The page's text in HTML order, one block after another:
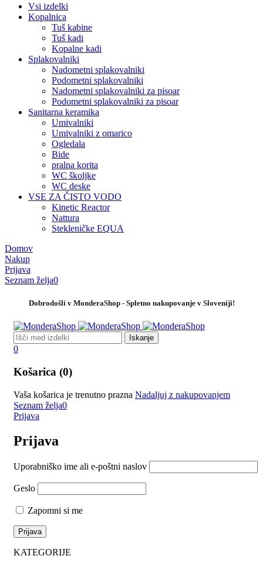
Vsi izdelki
Kopalnica
Tuš kabine
Tuš kadi
Kopalne kadi
Splakovalniki
Nadometni splakovalniki
Podometni splakovalniki
Nadometni splakovalniki za pisoar
Podometni splakovalniki za pisoar
Sanitarna keramika
Umivalniki
Umivalniki z omarico
Ogledala
Bide
pralna korita
WC školjke
WC deske
VSE ZA ČISTO VODO
Kinetic Reactor
Nattura
Stekleničke EQUA
Domov
Nakup
Prijava
Seznam želja0
Dobrodošli v MonderaShop - Spletno nakupovanje v Sloveniji!
0
Košarica (0)
Vaša košarica je trenutno prazna Nadaljuj z nakupovanjem
Seznam želja0
Prijava
Prijava
Uporabniško ime ali e-poštni naslov
Geslo
Zapomni si me
KATEGORIJE